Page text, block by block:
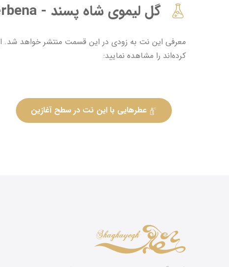
گل لیموی شاه پسند - Lemon Verbena
معرفی این نت به زودی در این قسمت منتشر خواهد شد.
کرده‌اند را مشاهده نمایید:
عطرهایی با این نت در سطح آغازین